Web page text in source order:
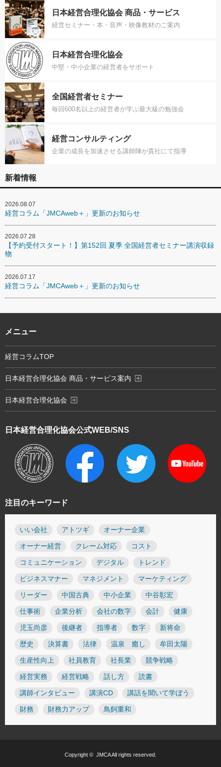
日本経営合理化協会 商品・サービス
経営セミナー・本・音声・映像教材のご案内
日本経営合理化協会
中堅・中小企業の経営者をサポート
全国経営者セミナー
毎回600名以上の経営者が学ぶ最大級の勉強会
経営コンサルティング
企業の成長を加速させる講師陣が貴社にて指導
新着情報
2026.08.07
経営コラム「JMCAweb＋」更新のお知らせ
2026.07.28
【予約受付スタート！】第152回 夏季 全国経営者セミナー講演収録
物
2026.07.17
経営コラム「JMCAweb＋」更新のお知らせ
注目のキーワード
いい会社 アトツギ オーナー企業
オーナー経営 クレーム対応 コスト
コミュニケーション デジタル トレンド
ビジネスマナー マネジメント マーケティング
リーダー 中国古典 中小企業 中谷彰宏
仕事術 企業分析 会社の数字 会計 健康
児玉尚彦 後継者 指導者 数字 新将命
歴史 決算書 法律 温泉 癒し 牟田太陽
生産性向上 社員教育 社長業 競争戦略
経営実務 経営戦略 話し方 読書
講師インタビュー 講演CD 講話を聞いて学ぼう
財務 財務力アップ 鳥飼重和
日本経営合理化協会公式WEB/SNS
メニュー
経営コラムTOP
日本経営合理化協会 商品・サービス案内 exit_to_app
日本経営合理化協会 exit_to_app
Copyright © JMCAAll rights reserved.